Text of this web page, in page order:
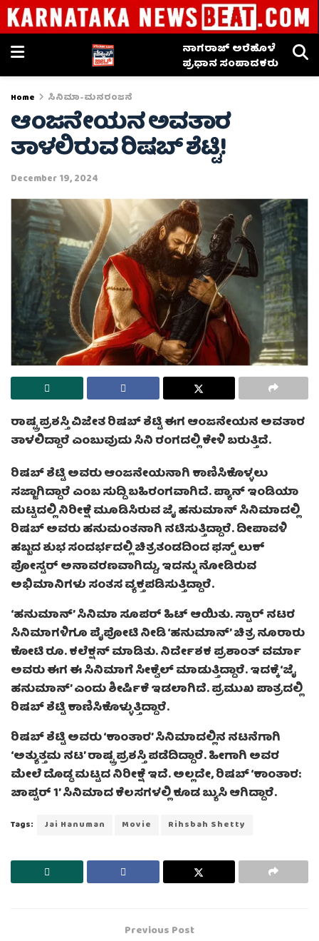
ನಾಗರಾಜ್ ಅರೆಹೊಳೆ
ಪ್ರಧಾನ ಸಂಪಾದಕರು
Home ಸಿನಿಮಾ-ಮನರಂಜನೆ
ಆಂಜನೇಯನ ಅವತಾರ
ತಾಳಲಿರುವ ರಿಷಬ್ ಶೆಟ್ಟಿ!
December 19, 2024
ರಾಷ್ಟ್ರ ಪ್ರಶಸ್ತಿ ವಿಜೇತ ರಿಷಬ್ ಶೆಟ್ಟಿ ಈಗ ಆಂಜನೇಯನ ಅವತಾರ
ತಾಳಲಿದ್ದಾರೆ ಎಂಬುವುದು ಸಿನಿ ರಂಗದಲ್ಲಿ ಕೇಳಿ ಬರುತ್ತಿದೆ.
ರಿಷಬ್ ಶೆಟ್ಟಿ ಅವರು ಆಂಜನೇಯನಾಗಿ ಕಾಣಿಸಿಕೊಳ್ಳಲು
ಸಜ್ಜಾಗಿದ್ದಾರೆ ಎಂಬ ಸುದ್ದಿ ಬಹಿರಂಗವಾಗಿದೆ. ಪ್ಯಾನ್ ಇಂಡಿಯಾ
ಮಟ್ಟದಲ್ಲಿ ನಿರೀಕ್ಷೆ ಮೂಡಿಸಿರುವ ಜೈ ಹನುಮಾನ್ ಸಿನಿಮಾದಲ್ಲಿ
ರಿಷಬ್ ಅವರು ಹನುಮಂತನಾಗಿ ನಟಿಸುತ್ತಿದ್ದಾರೆ. ದೀಪಾವಳಿ
ಹಬ್ಬದ ಶುಭ ಸಂದರ್ಭದಲ್ಲಿ ಚಿತ್ರತಂಡದಿಂದ ಫಸ್ಟ್ ಲುಕ್
ಪೋಸ್ಟರ್ ಅನಾವರಣವಾಗಿದ್ದು, ಇದನ್ನು ನೋಡಿರುವ
ಅಭಿಮಾನಿಗಳು ಸಂತಸ ವ್ಯಕ್ತಪಡಿಸುತ್ತಿದ್ದಾರೆ.
‘ಹನುಮಾನ್’ ಸಿನಿಮಾ ಸೂಪರ್ ಹಿಟ್ ಆಯಿತು. ಸ್ಟಾರ್ ನಟರ
ಸಿನಿಮಾಗಳಿಗೂ ಪೈಪೋಟಿ ನೀಡಿ ‘ಹನುಮಾನ್’ ಚಿತ್ರ ನೂರಾರು
ಕೋಟಿ ರೂ. ಕಲೆಕ್ಷನ್ ಮಾಡಿತು. ನಿರ್ದೇಶಕ ಪ್ರಶಾಂತ್ ವರ್ಮಾ
ಅವರು ಈಗ ಈ ಸಿನಿಮಾಗೆ ಸೀಕ್ವೆಲ್ ಮಾಡುತ್ತಿದ್ದಾರೆ. ಇದಕ್ಕೆ ‘ಜೈ
ಹನುಮಾನ್’ ಎಂದು ಶೀರ್ಷಿಕೆ ಇಡಲಾಗಿದೆ. ಪ್ರಮುಖ ಪಾತ್ರದಲ್ಲಿ
ರಿಷಬ್ ಶೆಟ್ಟಿ ಕಾಣಿಸಿಕೊಳ್ಳುತ್ತಿದ್ದಾರೆ.
ರಿಷಬ್ ಶೆಟ್ಟಿ ಅವರು ‘ಕಾಂತಾರ’ ಸಿನಿಮಾದಲ್ಲಿನ ನಟನೆಗಾಗಿ
‘ಅತ್ಯುತ್ತಮ ನಟ’ ರಾಷ್ಟ್ರ ಪ್ರಶಸ್ತಿ ಪಡೆದಿದ್ದಾರೆ. ಹೀಗಾಗಿ ಅವರ
ಮೇಲೆ ದೊಡ್ಡ ಮಟ್ಟದ ನಿರೀಕ್ಷೆ ಇದೆ. ಅಲ್ಲದೇ, ರಿಷಬ್ ‘ಕಾಂತಾರ:
ಚಾಪ್ಟರ್ 1’ ಸಿನಿಮಾದ ಕೆಲಸಗಳಲ್ಲಿ ಕೂಡ ಬ್ಯುಸಿ ಆಗಿದ್ದಾರೆ.
Tags: Jai Hanuman Movie Rihsbah Shetty
Previous Post